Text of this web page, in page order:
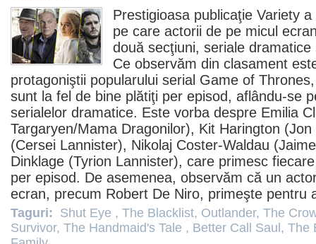
Prestigioasa publicaţie Variety
pe care actorii de pe micul
două secţiuni, seriale
Ce observăm din clasament
protagoniştii popularului serial Game of Thrones
sunt la fel de bine plătiţi per episod, aflându-se
serialelor dramatice. Este vorba despre Emilia
Targaryen/Mama Dragonilor), Kit Harington
(Cersei Lannister), Nikolaj Coster-Waldau
Dinklage (Tyrion Lannister), care primesc
per episod. De asemenea, observăm că un
ecran, precum Robert De Niro, primeşte pentru
Taguri: Shut Eye , The Blacklist, Outlander, The
Survivor, The Handmaid's Tale , Better Call Saul , The